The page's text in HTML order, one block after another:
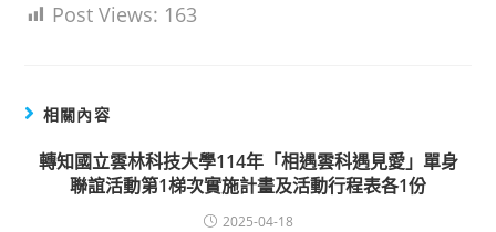
Post Views: 163
相關內容
轉知國立雲林科技大學114年「相遇雲科遇見愛」單身
聯誼活動第1梯次實施計畫及活動行程表各1份
2025-04-18